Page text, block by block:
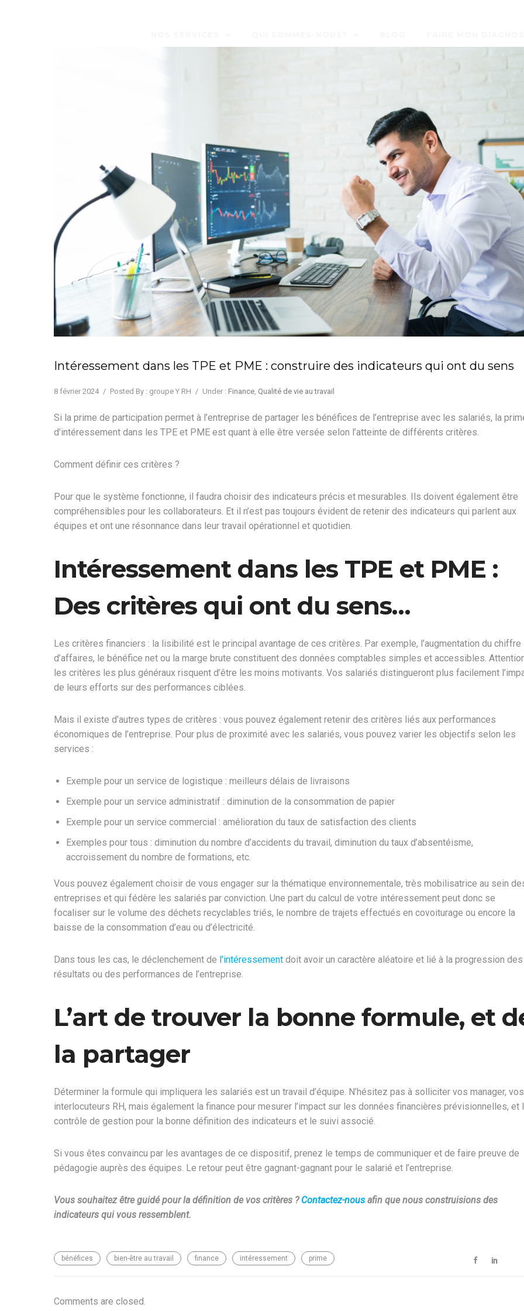
Intéressement dans les TPE et PME : construire des indicateurs qui ont du sens
8 février 2024 / Posted By : groupe Y RH / Under : Finance Qualité de vie au travail
Si la prime de participation permet à l’entreprise de partager les bénéfices de l’entreprise avec les salariés, la
d’intéressement dans les TPE et PME est quant à elle être versée selon l’atteinte de différents critères.
Comment définir ces critères ?
Pour que le système fonctionne, il faudra choisir des indicateurs précis et mesurables. Ils doivent également être
compréhensibles pour les collaborateurs. Et il n’est pas toujours évident de retenir des indicateurs qui parlent aux
équipes et ont une résonnance dans leur travail opérationnel et quotidien.
Intéressement dans les TPE et PME :
Des critères qui ont du sens…
Les critères financiers : la lisibilité est le principal avantage de ces critères. Par exemple, l’augmentation du chiffre
d’affaires, le bénéfice net ou la marge brute constituent des données comptables simples et accessibles.
les critères les plus généraux risquent d’être les moins motivants. Vos salariés distingueront plus facilement
de leurs efforts sur des performances ciblées.
Mais il existe d’autres types de critères : vous pouvez également retenir des critères liés aux performances
économiques de l’entreprise. Pour plus de proximité avec les salariés, vous pouvez varier les objectifs selon les
services :
Exemple pour un service de logistique : meilleurs délais de livraisons
Exemple pour un service administratif : diminution de la consommation de papier
Exemple pour un service commercial : amélioration du taux de satisfaction des clients
Exemples pour tous : diminution du nombre d’accidents du travail, diminution du taux d’absentéisme,
accroissement du nombre de formations, etc.
Vous pouvez également choisir de vous engager sur la thématique environnementale, très mobilisatrice au sein
entreprises et qui fédère les salariés par conviction. Une part du calcul de votre intéressement peut donc se
focaliser sur le volume des déchets recyclables triés, le nombre de trajets effectués en covoiturage ou encore la
baisse de la consommation d’eau ou d’électricité.
Dans tous les cas, le déclenchement de l’intéressement doit avoir un caractère aléatoire et lié à la progression des
résultats ou des performances de l’entreprise.
L’art de trouver la bonne formule, et
la partager
Déterminer la formule qui impliquera les salariés est un travail d’équipe. N’hésitez pas à solliciter vos manager, vos
interlocuteurs RH, mais également la finance pour mesurer l’impact sur les données financières prévisionnelles, et
contrôle de gestion pour la bonne définition des indicateurs et le suivi associé.
Si vous êtes convaincu par les avantages de ce dispositif, prenez le temps de communiquer et de faire preuve de
pédagogie auprès des équipes. Le retour peut être gagnant-gagnant pour le salarié et l’entreprise.
Vous souhaitez être guidé pour la définition de vos critères ? Contactez-nous afin que nous construisions des
indicateurs qui vous ressemblent.
bénéfices bien-être au travail finance intéressement prime
Comments are closed.